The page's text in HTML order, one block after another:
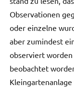
Observationen
oder einzelne
aber zumindest
observiert worden
beobachtet